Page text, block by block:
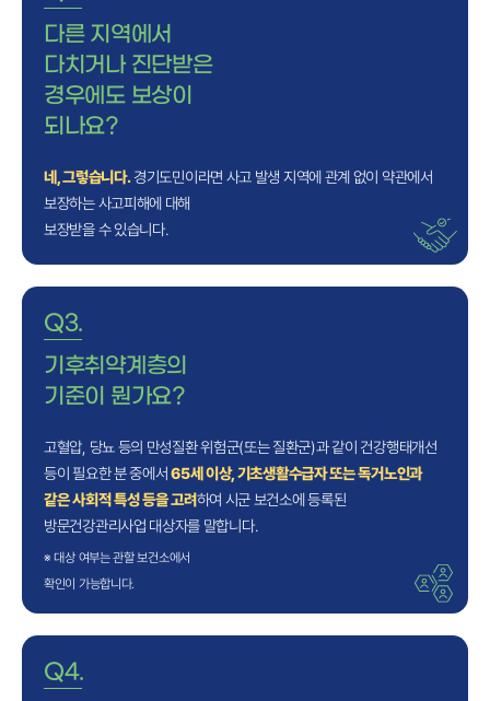
다른 지역에서
다치거나 진단받은
경우에도 보상이
되나요?
네, 그렇습니다.경기도민이라면 사고 발생 지역에 관계 없이 약관에서
보장하는 사고피해에 대해
보장받을 수 있습니다.
Q3.
기후취약계층의
기준이 뭔가요?
고혈압, 당뇨 등의 만성질환 위험군(또는 질환군)과 같이 건강행태개선
등이 필요한 분 중에서65세 이상, 기초생활수급자 또는 독거노인과
같은 사회적 특성 등을 고려하여 시군 보건소에 등록된
방문건강관리사업 대상자를 말합니다.
※ 대상 여부는관할 보건소에서
확인이 가능합니다.
Q4.